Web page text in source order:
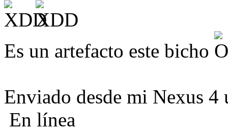
Es un artefacto este bicho
Enviado desde mi Nexus 4
En línea